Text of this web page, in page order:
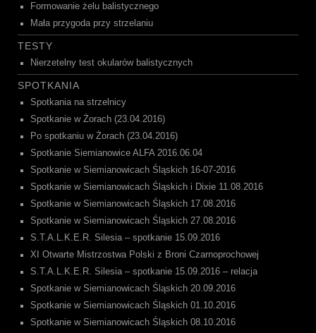
Formowanie żelu balistycznego
Mała przygoda przy strzelaniu
TESTY
Nierzetelny test okularów balistycznych
SPOTKANIA
Spotkania na strzelnicy
Spotkanie w Żorach (23.04.2016)
Po spotkaniu w Żorach (23.04.2016)
Spotkanie Siemianowice ALFA 2016.06.04
Spotkanie w Siemianowicach Śląskich 16-07-2016
Spotkanie w Siemianowicach Śląskich i Dixie 11.08.2016
Spotkanie w Siemianowicach Śląskich 17.08.2016
Spotkanie w Siemianowicach Śląskich 27.08.2016
S.T.A.L.K.E.R. Silesia – spotkanie 15.09.2016
XI Otwarte Mistrzostwa Polski z Broni Czarnoprochowej
S.T.A.L.K.E.R. Silesia – spotkanie 15.09.2016 – relacja
Spotkanie w Siemianowicach Śląskich 20.09.2016
Spotkanie w Siemianowicach Śląskich 01.10.2016
Spotkanie w Siemianowicach Śląskich 08.10.2016